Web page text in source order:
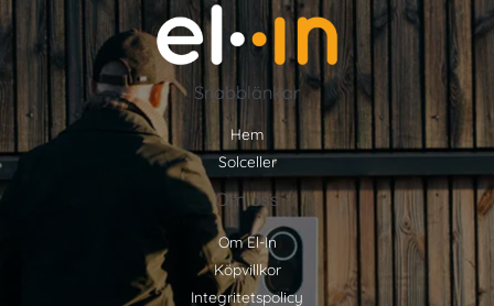
Snabblänkar
Hem
Solceller
Om oss
Om El-In
Köpvillkor
Integritetspolicy